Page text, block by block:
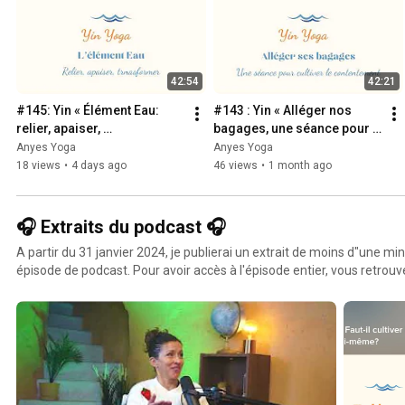
42:54
#145: Yin « Élément Eau:
relier, apaiser,
transformer »
Anyes Yoga
18 views • 4 days ago
42:21
#143 : Yin « Alléger nos
bagages, une séance pour
cultiver le contentement »
Anyes Yoga
46 views • 1 month ago
🎧 Extraits du podcast 🎧
A partir du 31 janvier 2024, je publierai un extrait de moins d"une
épisode de podcast. Pour avoir accès à l'épisode entier, vous
https://smartlink.ausha.co/ta-blessure-ta-chance Bonne écoute 😊🙏